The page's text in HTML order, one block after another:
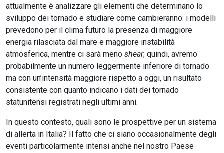
attualmente è analizzare gli elementi che determinano lo
sviluppo dei tornado e studiare come cambieranno: i modelli
prevedono per il clima futuro la presenza di maggiore
energia rilasciata dal mare e maggiore instabilità
atmosferica, mentre ci sarà meno shear; quindi, avremo
probabilmente un numero leggermente inferiore di tornado
ma con un’intensità maggiore rispetto a oggi, un risultato
consistente con quanto indicano i dati dei tornado
statunitensi registrati negli ultimi anni.
In questo contesto, quali sono le prospettive per un sistema
di allerta in Italia? Il fatto che ci siano occasionalmente degli
eventi particolarmente intensi anche nel nostro Paese